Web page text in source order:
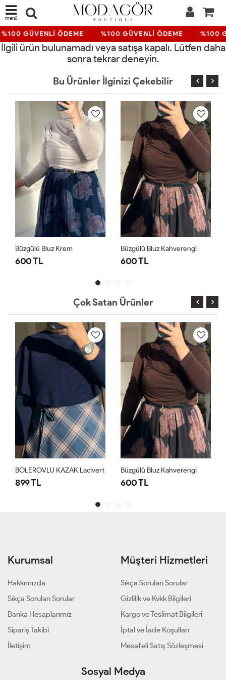
menü
%100 GÜVENLİ ÖDEME %100 GÜVENLİ ÖDEME %100
İlgili ürün bulunamadı veya satışa kapalı. Lütfen daha
sonra tekrar deneyin.
Bu Ürünler İlginizi Çekebilir
Bluz Krem Büzgülü Bluz Kahverengi Büzgülü
Çok Satan Ürünler
KAZAK Lacivert
TL
Büzgülü Bluz Kahverengi
600 TL
Kurumsal
Hakkımızda
Sıkça Sorulan Sorular
Banka Hesaplarımız
Sipariş Takibi
İletişim
Müşteri Hizmetleri
Sıkça Sorulan Sorular
Gizlilik ve Kvkk Bilgileri
Kargo ve Teslimat Bilgileri
İptal ve İade Koşulları
Mesafeli Satış Sözleşmesi
Sosyal Medya